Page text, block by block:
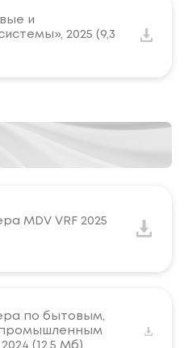
и
2025 (9,3
MDV VRF 2025
по бытовым,